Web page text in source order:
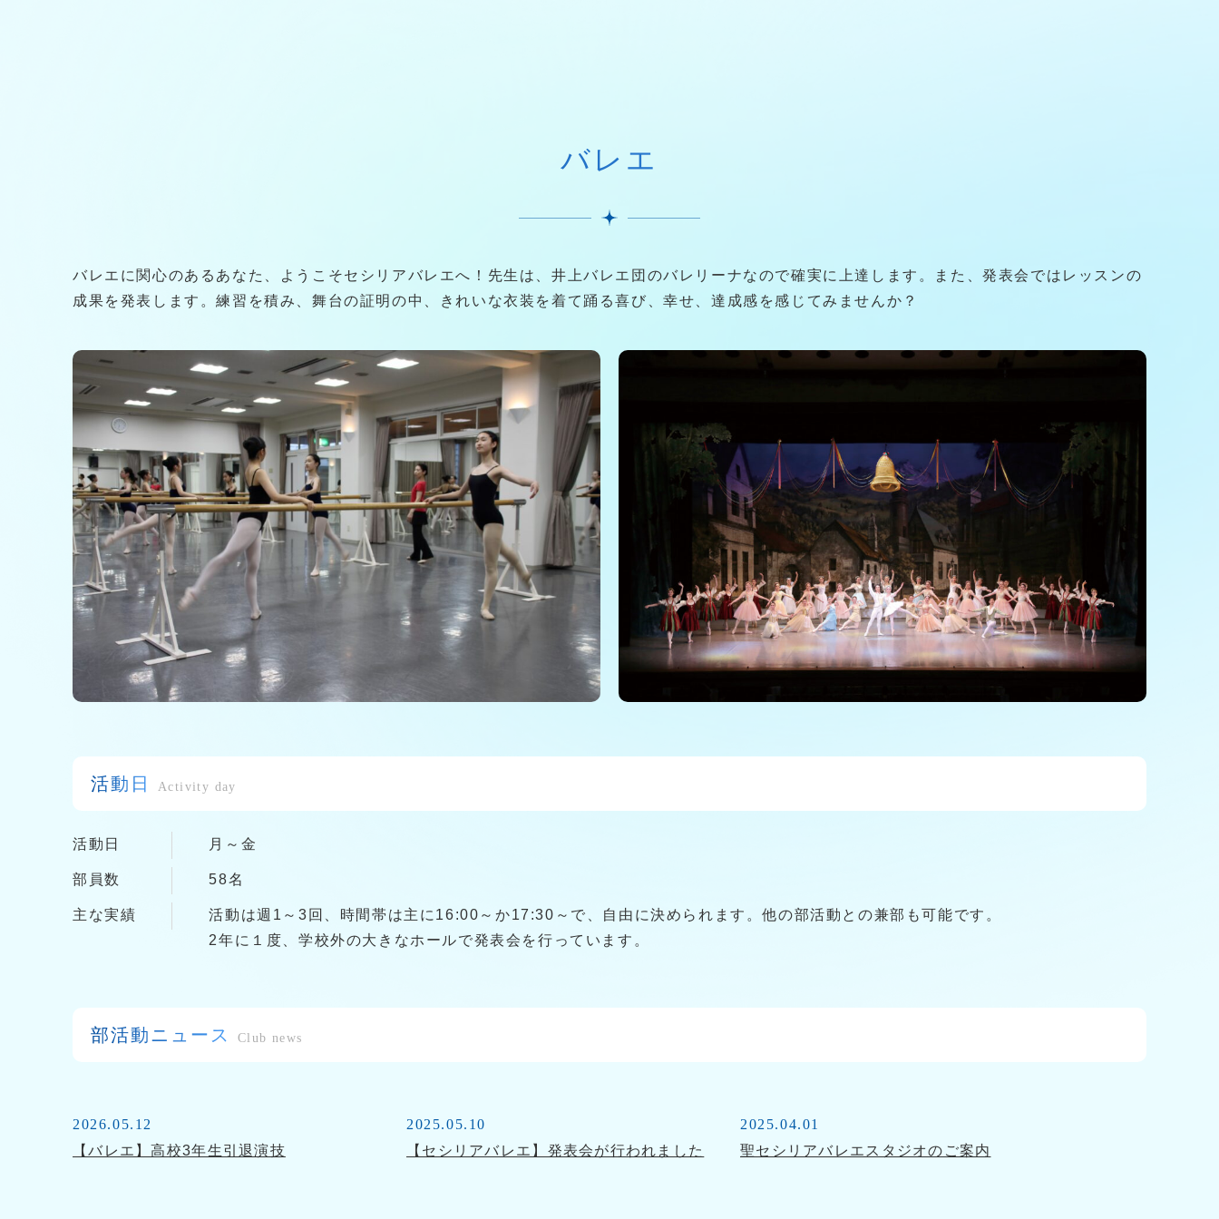
バレエ
バレエに関心のあるあなた、ようこそセシリアバレエへ！先生は、井上バレエ団のバレリーナなので確実に上達します。また、発表会ではレッスンの
成果を発表します。練習を積み、舞台の証明の中、きれいな衣装を着て踊る喜び、幸せ、達成感を感じてみませんか？
活動日 Activity day
活動日 月～金
部員数 58名
主な実績
活動は週1～3回、時間帯は主に16:00～か17:30～で、自由に決められます。他の部活動との兼部も可能です。
2年に１度、学校外の大きなホールで発表会を行っています。
部活動ニュース Club news
2026.05.12
【バレエ】高校3年生引退演技
2025.05.10
【セシリアバレエ】発表会が行われました
2025.04.01
聖セシリアバレエスタジオのご案内